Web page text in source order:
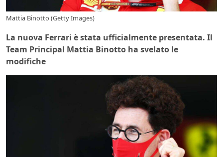
Mattia Binotto (Getty Images)
La nuova Ferrari è stata ufficialmente presentata. Il
Team Principal Mattia Binotto ha svelato le
modifiche